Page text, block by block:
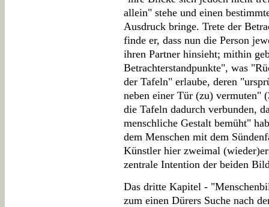
allein" stehe und einen
Ausdruck bringe. Trete der
finde er, dass nun die Person
ihren Partner hinsieht; mithin
Betrachterstandpunkte", was
der Tafeln" erlaube, deren
neben einer Tür (zu) vermuten"
die Tafeln dadurch verbunden,
menschliche Gestalt bemüht"
dem Menschen mit dem
Künstler hier zweimal
zentrale Intention der beiden
Das dritte Kapitel -
zum einen Dürers Suche nach